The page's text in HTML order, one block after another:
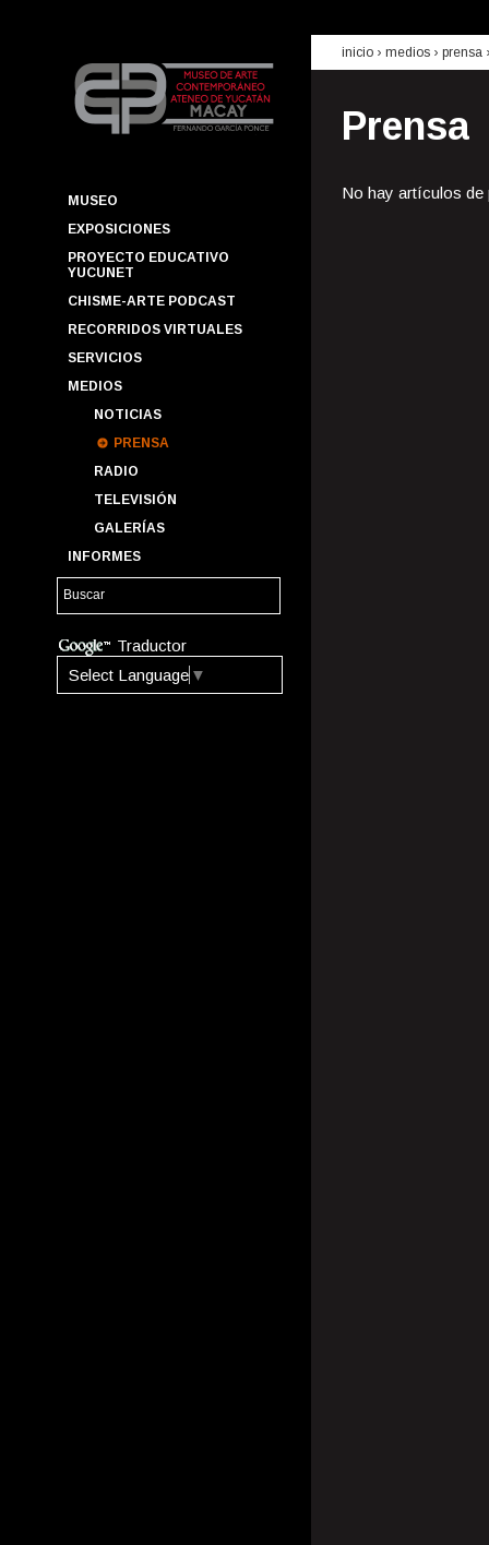
MUSEO
EXPOSICIONES
PROYECTO EDUCATIVO
YUCUNET
CHISME-ARTE PODCAST
RECORRIDOS VIRTUALES
SERVICIOS
MEDIOS
NOTICIAS
PRENSA
RADIO
TELEVISIÓN
GALERÍAS
INFORMES
Traductor
Select Language ▼
inicio › medios › prensa
Prensa
No hay artículos de